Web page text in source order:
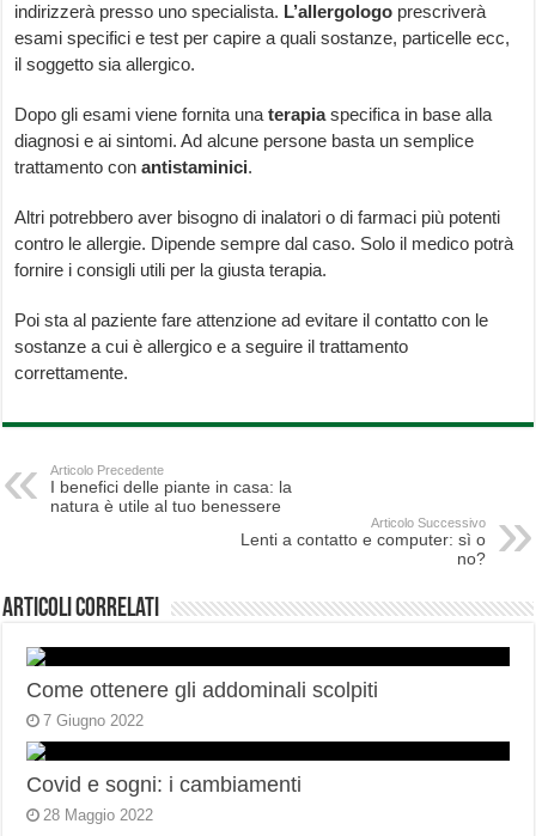
indirizzerà presso uno specialista. L’allergologo prescriverà
esami specifici e test per capire a quali sostanze, particelle ecc,
il soggetto sia allergico.
Dopo gli esami viene fornita unaterapiaspecifica in base alla
diagnosi e ai sintomi. Ad alcune persone basta un semplice
trattamento conantistaminici.
Altri potrebbero aver bisogno di inalatori o di farmaci più potenti
contro le allergie. Dipende sempre dal caso. Solo il medico potrà
fornire i consigli utili per la giusta terapia.
Poi sta al paziente fare attenzione ad evitare il contatto con le
sostanze a cui è allergico e a seguire il trattamento
correttamente.
Articolo Precedente
I benefici delle piante in casa: la
natura è utile al tuo benessere
Articolo Successivo
Lenti a contatto e computer: sì o
no?
Articoli correlati
Come ottenere gli addominali scolpiti
7 Giugno 2022
Covid e sogni: i cambiamenti
28 Maggio 2022